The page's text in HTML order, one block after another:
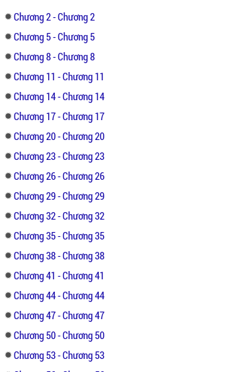
Mỗi lần ra cửa đều bị chính phái
trời, tại sao năm đó ta lại ham hố
Chương 2 - Chương 2
Chương 5 - Chương 5
Chương 8 - Chương 8
Chương 11 - Chương 11
Chương 14 - Chương 14
Chương 17 - Chương 17
Chương 20 - Chương 20
Chương 23 - Chương 23
Chương 26 - Chương 26
Chương 29 - Chương 29
Chương 32 - Chương 32
Chương 35 - Chương 35
Chương 38 - Chương 38
Chương 41 - Chương 41
Chương 44 - Chương 44
Chương 47 - Chương 47
Chương 50 - Chương 50
Chương 53 - Chương 53